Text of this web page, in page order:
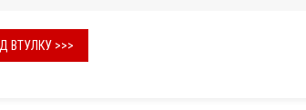
ВТУЛКУ >>>